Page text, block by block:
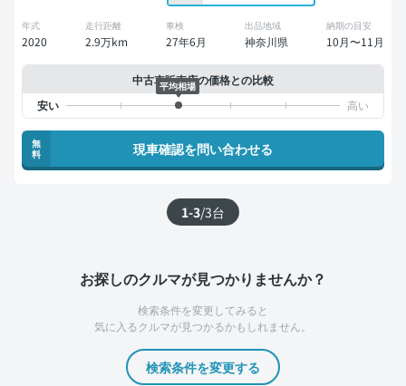
年式
2020
走行距離
2.9万km
車検
27年6月
出品地域
神奈川県
納期の目安
10月〜11月
中古車販売店の価格との比較
平均相場
無
料
現車確認を問い合わせる
1-3/3台
お探しのクルマが見つかりませんか？
検索条件を変更してみると
気に入るクルマが見つかるかもしれません。
検索条件を変更する